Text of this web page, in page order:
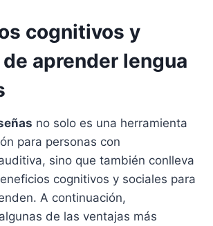
cognitivos y
aprender lengua
no solo es una herramienta
para personas con
sino que también conlleva
cognitivos y sociales para
A continuación,
de las ventajas más